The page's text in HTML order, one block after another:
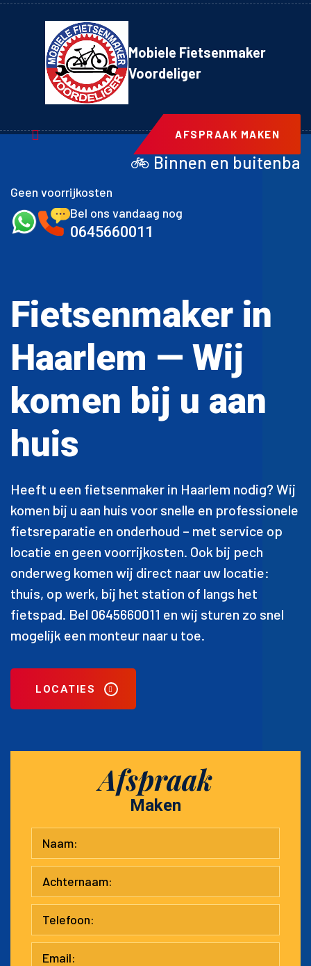
Mobiele Fietsenmaker
Voordeliger
AFSPRAAK MAKEN
🚲 Binnen en buitenband achter
Geen voorrijkosten
Bel ons vandaag nog
0645660011
Fietsenmaker in
Haarlem — Wij
komen bij u aan
huis
Heeft u een fietsenmaker in Haarlem nodig? Wij
komen bij u aan huis voor snelle en professionele
fietsreparatie en onderhoud – met service op
locatie en geen voorrijkosten. Ook bij pech
onderweg komen wij direct naar uw locatie:
thuis, op werk, bij het station of langs het
fietspad. Bel 0645660011 en wij sturen zo snel
mogelijk een monteur naar u toe.
LOCATIES
Afspraak
Maken